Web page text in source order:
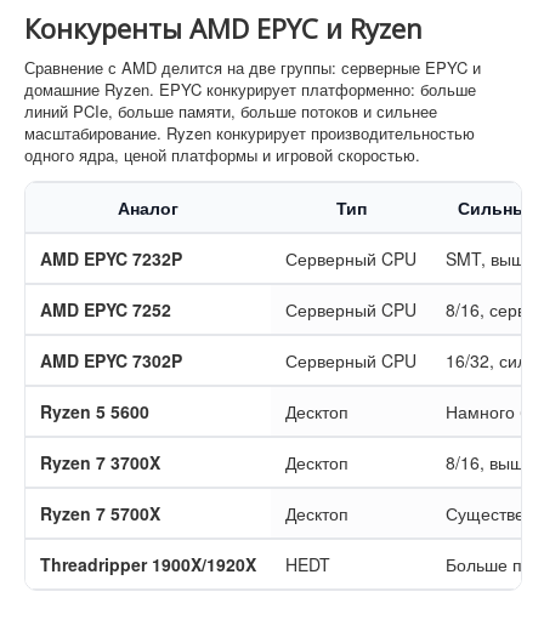
Конкуренты AMD EPYC и Ryzen
Сравнение с AMD делится на две группы: серверные EPYC и
домашние Ryzen. EPYC конкурирует платформенно: больше
линий PCIe, больше памяти, больше потоков и сильнее
масштабирование. Ryzen конкурирует производительностью
одного ядра, ценой платформы и игровой скоростью.
Аналог Тип Сильные
AMD EPYC 7232P Серверный CPU SMT, выше
AMD EPYC 7252 Серверный CPU 8/16,
AMD EPYC 7302P Серверный CPU 16/32,
Ryzen 5 5600 Десктоп Намного
Ryzen 7 3700X Десктоп 8/16, выше
Ryzen 7 5700X Десктоп
Threadripper 1900X/1920X HEDT Больше